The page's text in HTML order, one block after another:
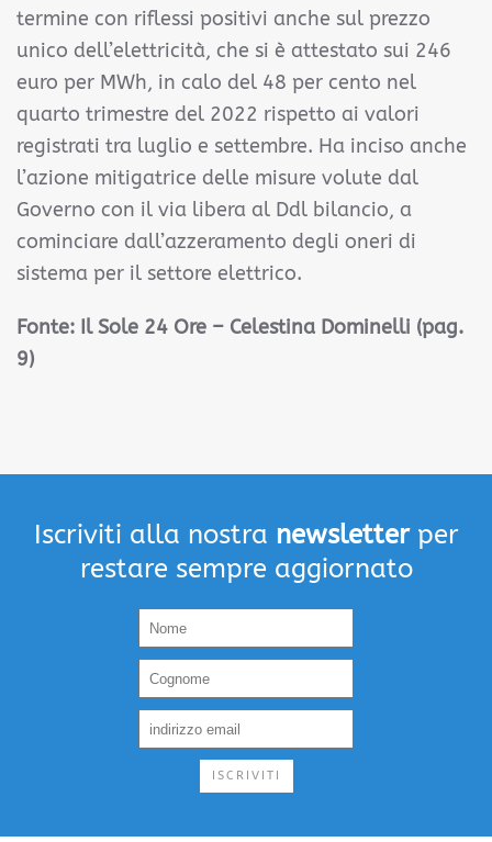
termine con riflessi positivi anche sul prezzo
unico dell’elettricità, che si è attestato sui 246
euro per MWh, in calo del 48 per cento nel
quarto trimestre del 2022 rispetto ai valori
registrati tra luglio e settembre. Ha inciso anche
l’azione mitigatrice delle misure volute dal
Governo con il via libera al Ddl bilancio, a
cominciare dall’azzeramento degli oneri di
sistema per il settore elettrico.
Fonte: Il Sole 24 Ore – Celestina Dominelli (pag.
9)
Iscriviti alla nostra newsletterper
restare sempre aggiornato
ISCRIVITI